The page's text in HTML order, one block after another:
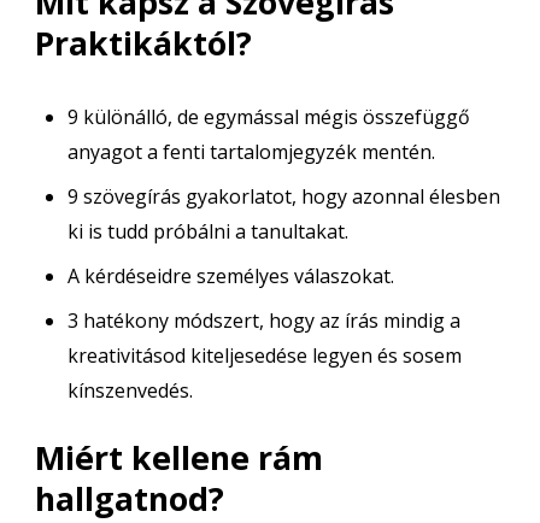
Praktikáktól?
9 különálló, de egymással mégis összefüggő
anyagot a fenti tartalomjegyzék mentén.
9 szövegírás gyakorlatot, hogy azonnal élesben
ki is tudd próbálni a tanultakat.
A kérdéseidre személyes válaszokat.
3 hatékony módszert, hogy az írás mindig a
kreativitásod kiteljesedése legyen és sosem
kínszenvedés.
Miért kellene rám
hallgatnod?